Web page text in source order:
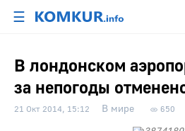
☰
В лондонском
за непогоды
21 Окт 2014, 15:12 В мире 650